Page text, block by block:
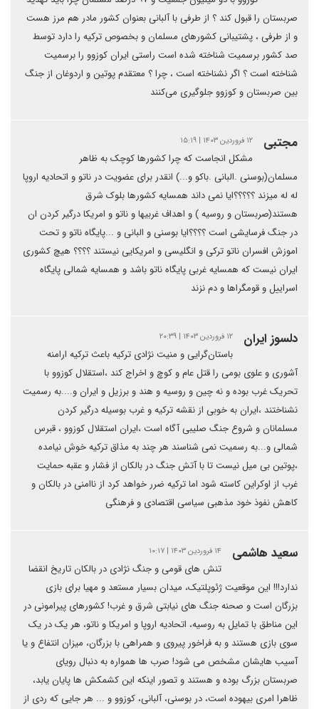
صربستان را قبول کند ؟ از طرفی با آلبانی بعنوان کشور مادر هم مرز هست
و از طرفی ، پشتیبانی کشورهای مسلمان و بخصوص ترکیه را دارد توسط
صد کشور برسمیت شناخته شده است راستی ایران کوزوو را برسمیت
شناخته است ؟ اگر نشناخته است ، چرا ؟ معتقدم پوتین و اردوغان از جنگ
بین صربستان و کوزوو جلوگیری می‌کنند
مجتبی ۱۲ فروردین ۱۴۰۳ | ۱۵:۱۹
مشکل انجاست که چرا کشورها کوچک به ظاهر
مسلمان(بوسنی .البانی .باکو و...) انقدر برای عضویت در ناتو و اتحادیه اروپا
له له میزند ؟؟؟؟؟ایا نمی داند همسایه کشورها بلوک شرق
هستند(صربستان و روسیه ) و اهداف غربیها و ناتو و امریکا درگیر کردن ان
در جنگ فرسایشی است ؟؟؟؟ایا بوسنی و البانی و ...پایگاه ناتو و تحت
اموزش افسران ناتو ترکی و انگلیسی و امریکایی نیستند ؟؟؟؟ هیچ کشوری
ایران نیست که همسایه غربی پایگاه ناتو باشد و همسایه شمالی پایگاه
اسراییل و قومگراها و دم نزند
دلسوز ایران ۱۲ فروردین ۱۴۰۳ | ۲۰:۳۹
باستان‌گرایی و منیت نژادی ترکیه باعث ترکیه ارامنه
آشوری و علوی بومی را قتل عام و کوچ و اخراج کند ،استقلال کوزوو با
تحریک غرب بوده و نه چین و روسیه و هند و برزیل و ایران و....به رسمیت
نشناختند ،ایران به خوبی از نقشه ترکیه و غرب بوسیله درگیر کردن
مسلمانان و شروع جنگ صلیبی آگاه است ،ایران استقلال کوزوو ، قبرس
شمالی و...به رسمیت نمی شناسند هر چند به مذاق ترکیه خوش نیامده
،پوتین بی میل نیست تا با آتش جنگ در بالکان از فشار و عقبه حمایت
غرب از اوکراین کاسته شود اما ترکیه ضرر خواهد کرد از ناامنی در بالکان و
کاهش نفوذ خود مذهبی سیاسی اقتصادی و فرهنگی
سعید هاشمی ۱۴ فروردین ۱۴۰۳ | ۱۰:۱۷
تنش های قومی و جنگ نژادی در بالکان تاریخ انقضا
ندارد!!! این موقعیت ژئوپلتیک، میدان بسیار مستعد و مهیا برای بازی
بزرگان است و صحنه جنگ های نیابتی شرق و غرب! کشورهای پیرامونی در
این مناطق با تمایل به روسیه، اتحادیه اروپا و امریکا و ناتو، هر یک در یک
سوی بازی هستند و به فراخور پیروی و همراهی با بزرگان، میزان انتفاع و یا
آسیب هایشان مشخص می شود! صرب ها همواره به دنبال رویای
صربستان بزرگ بوده و هستند و تصور اینکه این کشمکش ها پایان یابد،
ظاهرا امری بیهوده است، در بوسنی، آلبانی، کوزوو و ... هر جایی که ردی از